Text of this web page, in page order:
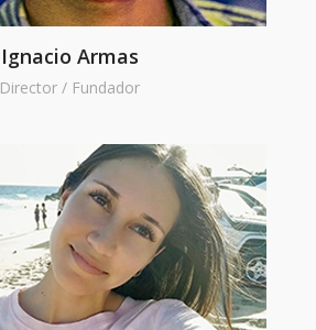
Ignacio Armas
Director / Fundador